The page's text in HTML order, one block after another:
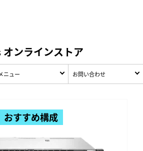
ンラインストア
ニュー お問い合わせ
おすすめ構成